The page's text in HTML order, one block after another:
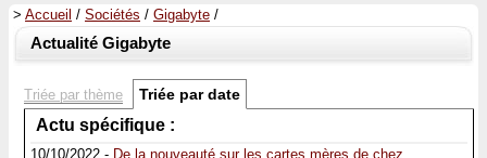
> Accueil / Sociétés / Gigabyte /
Actualité Gigabyte
Triée par thème Triée par date
Actu spécifique :
10/10/2022 - De la nouveauté sur les cartes mères de chez